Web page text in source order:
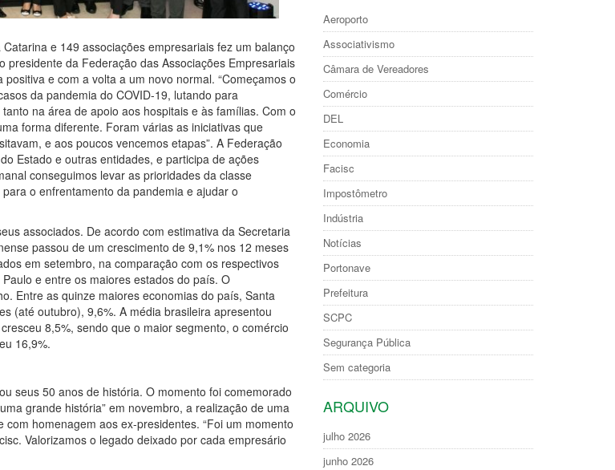
e 149 associações empresariais fez um balanço
da Federação das Associações Empresariais
e com a volta a um novo normal. “Começamos o
da pandemia do COVID-19, lutando para
na área de apoio aos hospitais e às famílias. Com o
forma diferente. Foram várias as iniciativas que
e aos poucos vencemos etapas”. A Federação
Estado e outras entidades, e participa de ações
conseguimos levar as prioridades da classe
o enfrentamento da pandemia e ajudar o
associados. De acordo com estimativa da Secretaria
passou de um crescimento de 9,1% nos 12 meses
em setembro, na comparação com os respectivos
e entre os maiores estados do país. O
Entre as quinze maiores economias do país, Santa
(até outubro), 9,6%. A média brasileira apresentou
8,5%, sendo que o maior segmento, o comércio
16,9%.
seus 50 anos de história. O momento foi comemorado
grande história” em novembro, a realização de uma
homenagem aos ex-presidentes. “Foi um momento
Valorizamos o legado deixado por cada empresário
Aeroporto
Associativismo
Câmara de Vereadores
Comércio
DEL
Economia
Facisc
Impostômetro
Indústria
Notícias
Portonave
Prefeitura
SCPC
Segurança Pública
Sem categoria
ARQUIVO
julho 2026
junho 2026